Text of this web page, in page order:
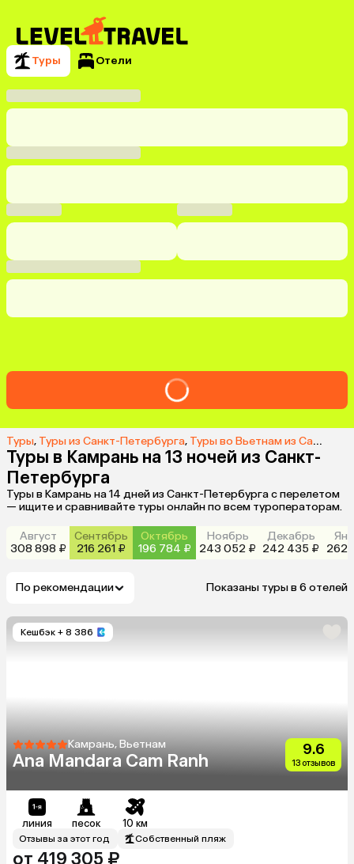
Туры Отели
Туры, Туры из Санкт-Петербурга, Туры во Вьетнам из Санкт-Петербурга
Туры в Камрань на 13 ночей из Санкт-
Петербурга
Туры в Камрань на 14 дней из Санкт-Петербурга с перелетом
— ищите и сравнивайте туры онлайн по всем туроператорам.
Август
308 898 ₽
Сентябрь
216 261 ₽
Октябрь
196 784 ₽
Ноябрь
243 052 ₽
Декабрь
242 435 ₽
262
По рекомендации Показаны туры в 6 отелей
Кешбэк + 8 386
Камрань, Вьетнам
Ana Mandara Cam Ranh
9.6
13 отзывов
линия песок 10 км
Отзывы за этот год Собственный пляж
от 419 305 ₽